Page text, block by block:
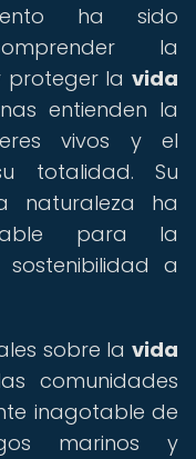
ha sido
la
proteger la vida
entienden la
vivos y el
totalidad. Su
naturaleza ha
para la
a
sobre la vida
comunidades
inagotable de
marinos y